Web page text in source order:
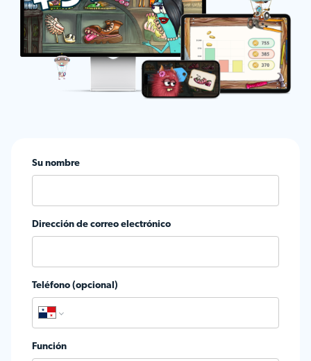
Su nombre
Dirección de correo electrónico
Teléfono (opcional)
Función